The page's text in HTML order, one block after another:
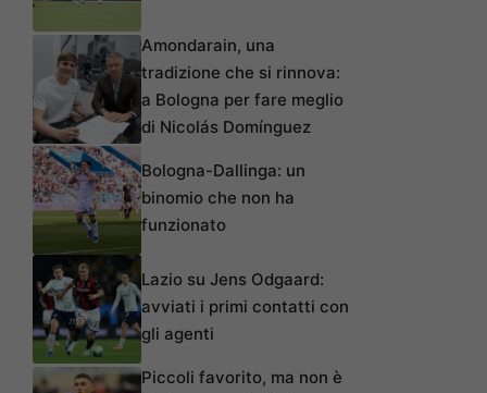
Amondarain, una
tradizione che si rinnova:
a Bologna per fare meglio
di Nicolás Domínguez
Bologna-Dallinga: un
binomio che non ha
funzionato
Lazio su Jens Odgaard:
avviati i primi contatti con
gli agenti
Piccoli favorito, ma non è